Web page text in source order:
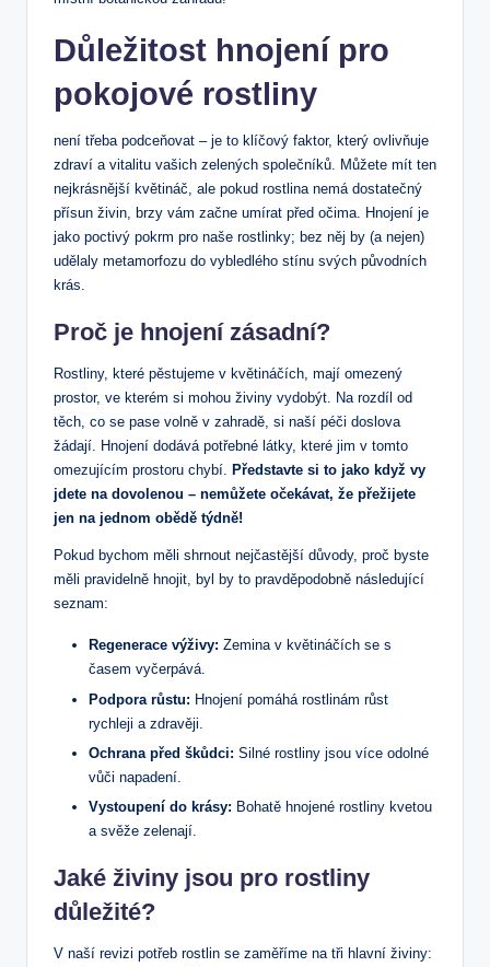
Důležitost hnojení pro
pokojové rostliny
není třeba podceňovat – je to klíčový faktor, který ovlivňuje
zdraví a vitalitu vašich zelených společníků. Můžete mít ten
nejkrásnější květináč, ale pokud rostlina nemá dostatečný
přísun živin, brzy vám začne umírat před očima. Hnojení je
jako poctivý pokrm pro naše rostlinky; bez něj by (a nejen)
udělaly metamorfozu do vybledlého stínu svých původních
krás.
Proč je hnojení zásadní?
Rostliny, které pěstujeme v květináčích, mají omezený
prostor, ve kterém si mohou živiny vydobýt. Na rozdíl od
těch, co se pase volně v zahradě, si naší péči doslova
žádají. Hnojení dodává potřebné látky, které jim v tomto
omezujícím prostoru chybí. Představte si to jako když vy
jdete na dovolenou – nemůžete očekávat, že přežijete
jen na jednom obědě týdně!
Pokud bychom měli shrnout nejčastější důvody, proč byste
měli pravidelně hnojit, byl by to pravděpodobně následující
seznam:
Regenerace výživy: Zemina v květináčích se s
časem vyčerpává.
Podpora růstu: Hnojení pomáhá rostlinám růst
rychleji a zdravěji.
Ochrana před škůdci: Silné rostliny jsou více odolné
vůči napadení.
Vystoupení do krásy: Bohatě hnojené rostliny kvetou
a svěže zelenají.
Jaké živiny jsou pro rostliny
důležité?
V naší revizi potřeb rostlin se zaměříme na tři hlavní živiny: